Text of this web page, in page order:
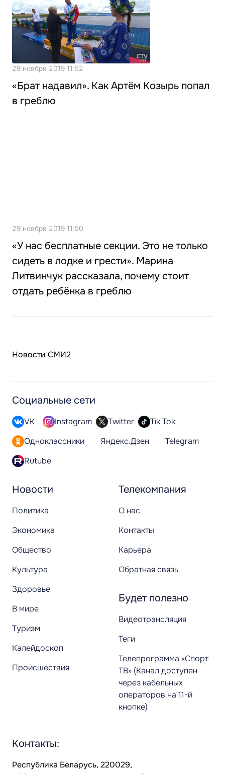
29 ноября 2019 11:52
«Брат надавил». Как Артём Козырь попал
в греблю
29 ноября 2019 11:50
«У нас бесплатные секции. Это не только
сидеть в лодке и грести». Марина
Литвинчук рассказала, почему стоит
отдать ребёнка в греблю
Новости СМИ2
Новости
Политика
Экономика
Общество
Культура
Здоровье
В мире
Туризм
Калейдоскоп
Происшествия
Телекомпания
О нас
Контакты
Карьера
Обратная связь
Будет полезно
Видеотрансляция
Теги
Телепрограмма «Спорт
ТВ» (Канал доступен
через кабельных
операторов на 11-й
кнопке)
Социальные сети
VK Instagram Twitter
Tik Tok
Одноклассники
Яндекс.Дзен
Telegram
Rutube
Контакты:
Республика Беларусь, 220029,